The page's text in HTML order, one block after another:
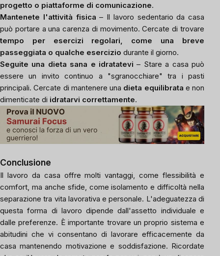
progetto o piattaforme di comunicazione.
Mantenete l'attività fisica – Il lavoro sedentario da casa
può portare a una carenza di movimento. Cercate di trovare
tempo per esercizi regolari, come una breve
passeggiata o qualche esercizio durante il giorno.
Seguite una dieta sana e idratatevi – Stare a casa può
essere un invito continuo a "sgranocchiare" tra i pasti
principali. Cercate di mantenere una dieta equilibrata e non
dimenticate di idratarvi correttamente.
Conclusione
Il lavoro da casa offre molti vantaggi, come flessibilità e
comfort, ma anche sfide, come isolamento e difficoltà nella
separazione tra vita lavorativa e personale. L'adeguatezza di
questa forma di lavoro dipende dall'assetto individuale e
dalle preferenze. È importante trovare un proprio sistema e
abitudini che vi consentano di lavorare efficacemente da
casa mantenendo motivazione e soddisfazione. Ricordate